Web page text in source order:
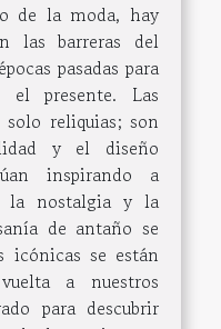
de la moda, hay
las barreras del
pasadas para
presente. Las
reliquias; son
y el diseño
inspirando a
la nostalgia y la
de antaño se
icónicas se están
a nuestros
para descubrir